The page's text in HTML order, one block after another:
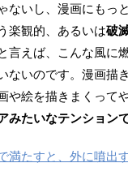
ないし、漫画にもっ
楽観的、あるいは破
言えば、こんな風に
ないのです。漫画描
や絵を描きまくって
みたいなテンション
満たすと、外に噴出